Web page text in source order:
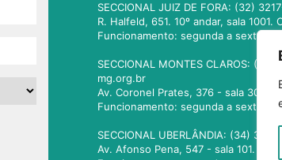
SECCIONAL JUIZ DE FORA: (32)
R. Halfeld, 651. 10º andar, sala
Funcionamento: segunda a sexta,
SECCIONAL MONTES CLAROS:
mg.org.br
Av. Coronel Prates, 376 - sala 301.
Funcionamento: segunda a sexta,
SECCIONAL UBERLÂNDIA: (34)
Av. Afonso Pena, 547 - sala 101.